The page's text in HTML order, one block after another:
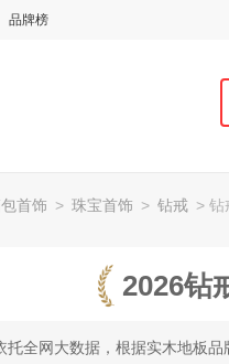
品牌榜
首饰 > 珠宝首饰 > 钻戒 > 钻
2026钻
托全网大数据，根据实木地板